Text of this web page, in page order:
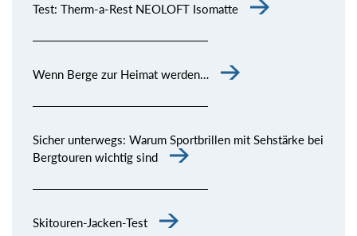
Test: Therm-a-Rest NEOLOFT Isomatte
Wenn Berge zur Heimat werden…
Sicher unterwegs: Warum Sportbrillen mit Sehstärke bei
Bergtouren wichtig sind
Skitouren-Jacken-Test